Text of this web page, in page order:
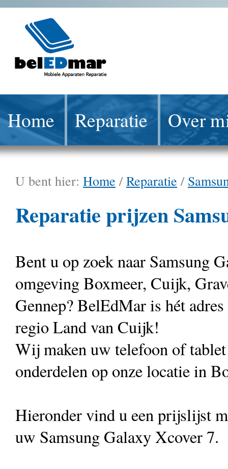
Home Reparatie Over
U bent hier: Home /Reparatie /
Reparatie prijzen
Bent u op zoek naar Samsung
omgeving Boxmeer, Cuijk,
Gennep? BelEdMar is hét
regio Land van Cuijk!
Wij maken uw telefoon of
onderdelen op onze locatie in
Hieronder vind u een prijslijst
uw Samsung Galaxy Xcover 7.